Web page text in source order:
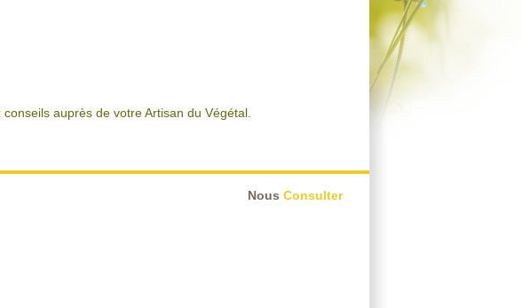
auprès de votre Artisan du Végétal.
Nous Consulter